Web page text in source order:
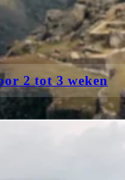
2 tot 3 weken